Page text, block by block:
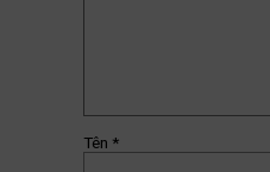
Tên *